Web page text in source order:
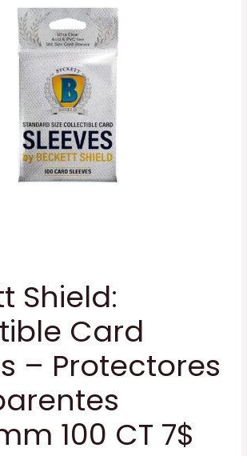
Shield:
Card
– Protectores
100 CT 7$